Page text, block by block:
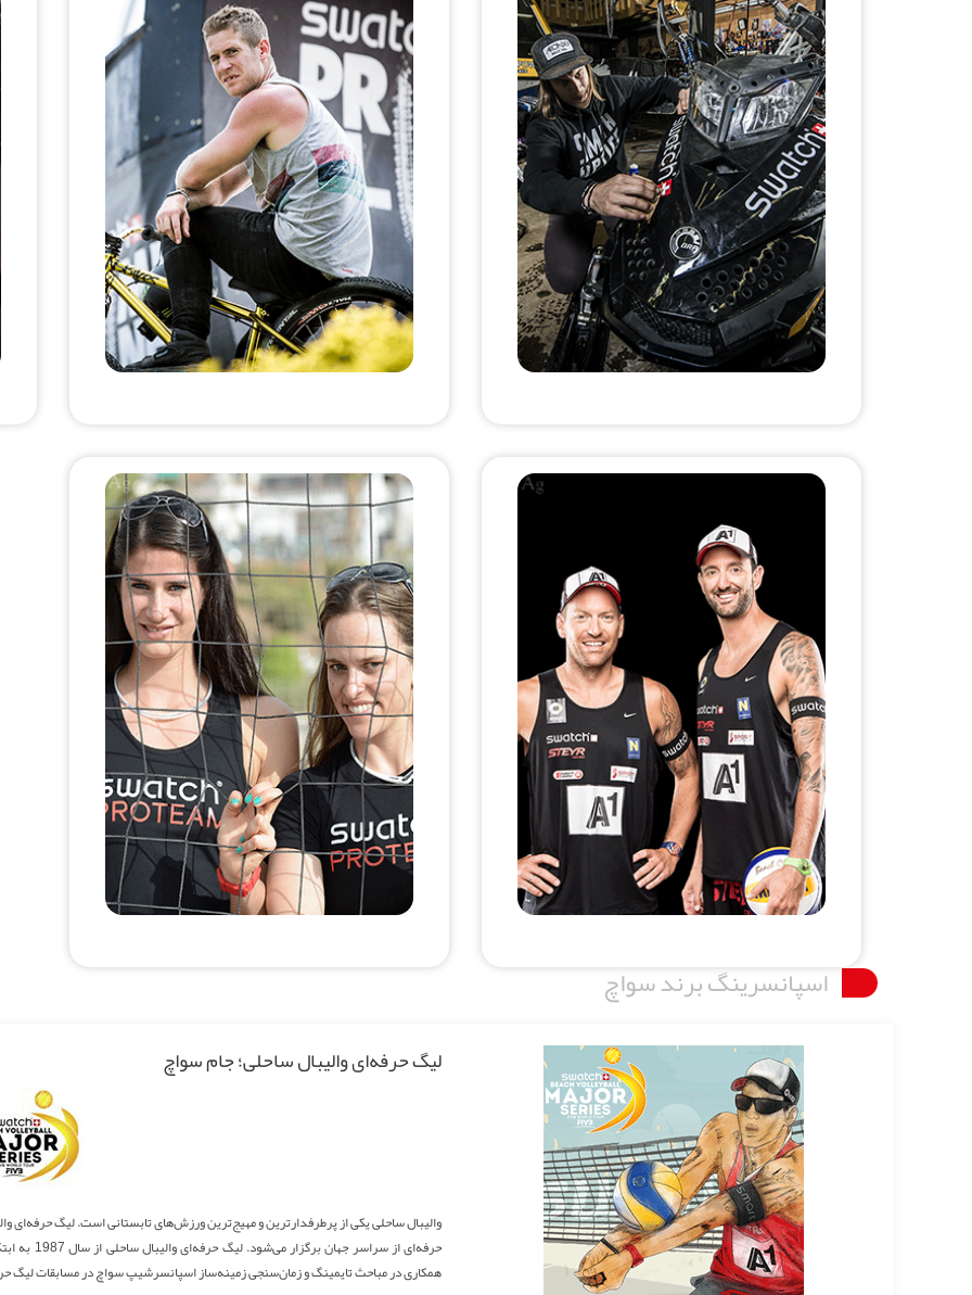
اسپانسرینگ برند سواچ
لیگ حرفه‌ای والیبال ساحلی؛ جام سواچ
والیبال ساحلی یکی از پرطرفدارترین و مهیج‌ترین ورزش‌های تابستانی است. لیگ حرفه‌ای
حرفه‌ای
همکاری در مباحث تایمینگ و زمان‌سنجی زمینه‌ساز اسپانسرشیپ سواچ در مسابقات لیگ